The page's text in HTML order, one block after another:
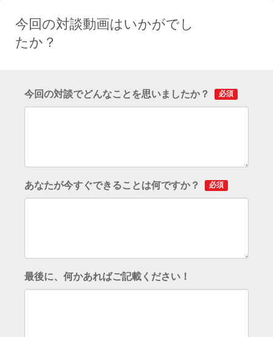
今回の対談動画はいかがでし
たか？
今回の対談でどんなことを思いましたか？ 必須
あなたが今すぐできることは何ですか？ 必須
最後に、何かあればご記載ください！